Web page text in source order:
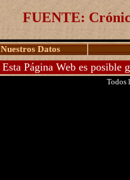
FUENTE:
Nuestros Datos
Esta Página Web es posible
Todos